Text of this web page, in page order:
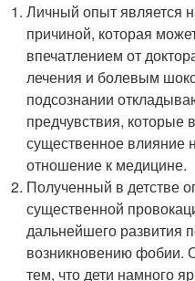
Личный опыт является
причиной, которая
впечатлением от
лечения и болевым
подсознании
предчувствия,
существенное влияние
отношение к медицине.
Полученный в детстве
существенной
дальнейшего развития
возникновению фобии.
тем, что дети намного